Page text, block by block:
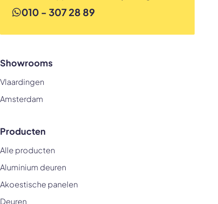
010 - 307 28 89
Showrooms
Vlaardingen
Amsterdam
Producten
Alle producten
Aluminium deuren
Akoestische panelen
Deuren